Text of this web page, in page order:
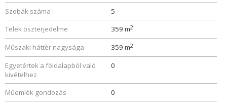
Szobák száma
5
Telek öszterjedelme
359 m2
Műszaki háttér nagysága 359 m2
Egyetértek a földalapból való
kivételhez
0
Műemlék gondozás
0